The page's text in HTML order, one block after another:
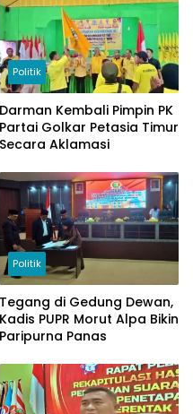
Politik
Darman Kembali Pimpin PK
Partai Golkar Petasia Timur
Secara Aklamasi
Politik
Tegang di Gedung Dewan,
Kadis PUPR Morut Alpa Bikin
Paripurna Panas